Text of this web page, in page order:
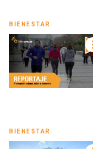
BIENESTAR
BIENESTAR